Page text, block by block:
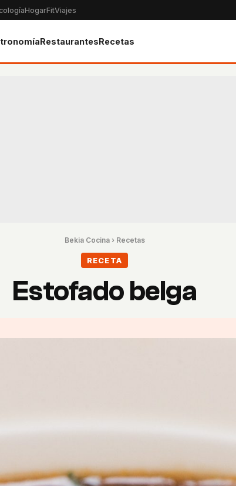
HogarFitViajes
RestaurantesRecetas
Bekia Cocina› Recetas
RECETA
Estofado belga